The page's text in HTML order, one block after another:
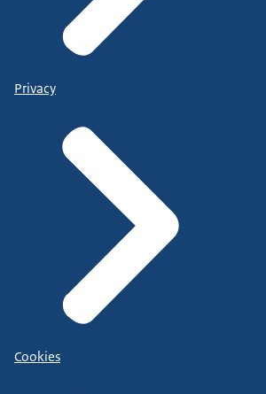
Privacy
Cookies